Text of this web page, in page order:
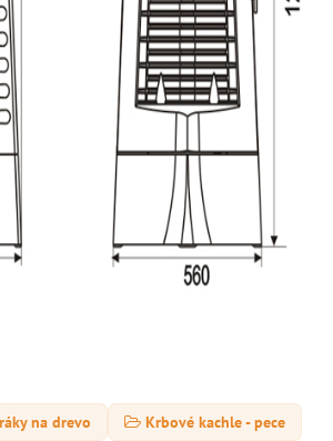
na drevo Krbové kachle - pece